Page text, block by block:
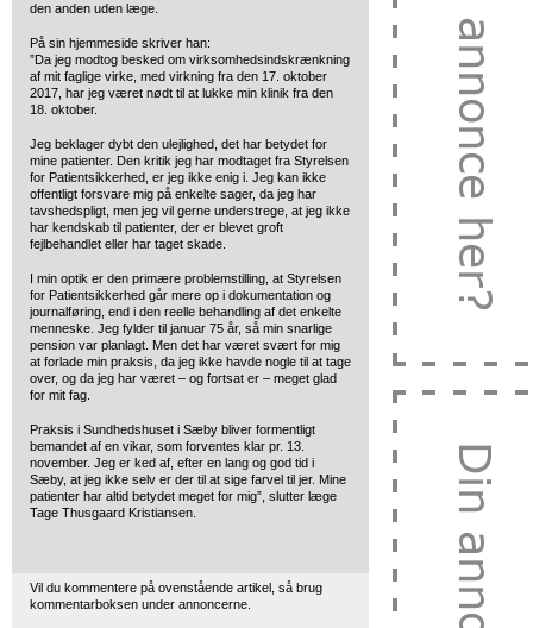
den anden uden læge.
På sin hjemmeside skriver han:
”Da jeg modtog besked om virksomhedsindskrænkning
af mit faglige virke, med virkning fra den 17. oktober
2017, har jeg været nødt til at lukke min klinik fra den
18. oktober.
Jeg beklager dybt den ulejlighed, det har betydet for
mine patienter. Den kritik jeg har modtaget fra Styrelsen
for Patientsikkerhed, er jeg ikke enig i. Jeg kan ikke
offentligt forsvare mig på enkelte sager, da jeg har
tavshedspligt, men jeg vil gerne understrege, at jeg ikke
har kendskab til patienter, der er blevet groft
fejlbehandlet eller har taget skade.
I min optik er den primære problemstilling, at Styrelsen
for Patientsikkerhed går mere op i dokumentation og
journalføring, end i den reelle behandling af det enkelte
menneske. Jeg fylder til januar 75 år, så min snarlige
pension var planlagt. Men det har været svært for mig
at forlade min praksis, da jeg ikke havde nogle til at tage
over, og da jeg har været – og fortsat er – meget glad
for mit fag.
Praksis i Sundhedshuset i Sæby bliver formentligt
bemandet af en vikar, som forventes klar pr. 13.
november. Jeg er ked af, efter en lang og god tid i
Sæby, at jeg ikke selv er der til at sige farvel til jer. Mine
patienter har altid betydet meget for mig”, slutter læge
Tage Thusgaard Kristiansen.
Vil du kommentere på ovenstående artikel, så brug
kommentarboksen under annoncerne.